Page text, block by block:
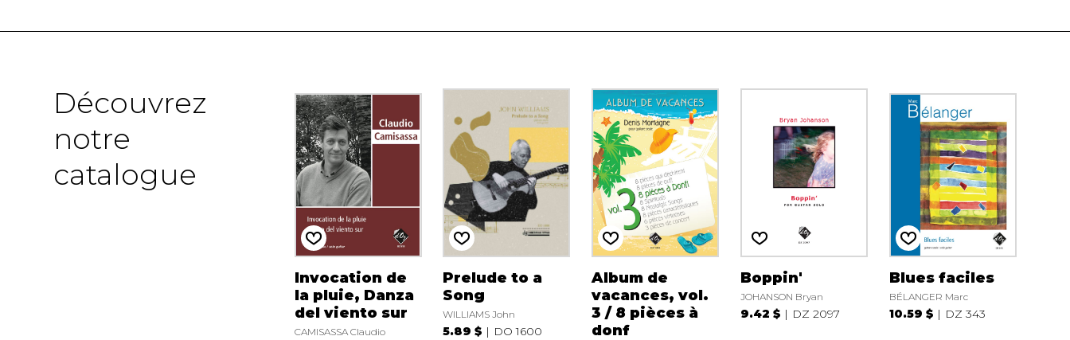
Découvrez
notre
catalogue
Invocation de
la pluie, Danza
del viento sur
CAMISASSA Claudio
Prelude to a
Song
WILLIAMS John
5.89 $ DO 1600
Album de
vacances, vol.
3 / 8 pièces à
donf
Boppin'
JOHANSON Bryan
9.42 $ DZ 2097
Blues faciles
BÉLANGER Marc
10.59 $ DZ 343